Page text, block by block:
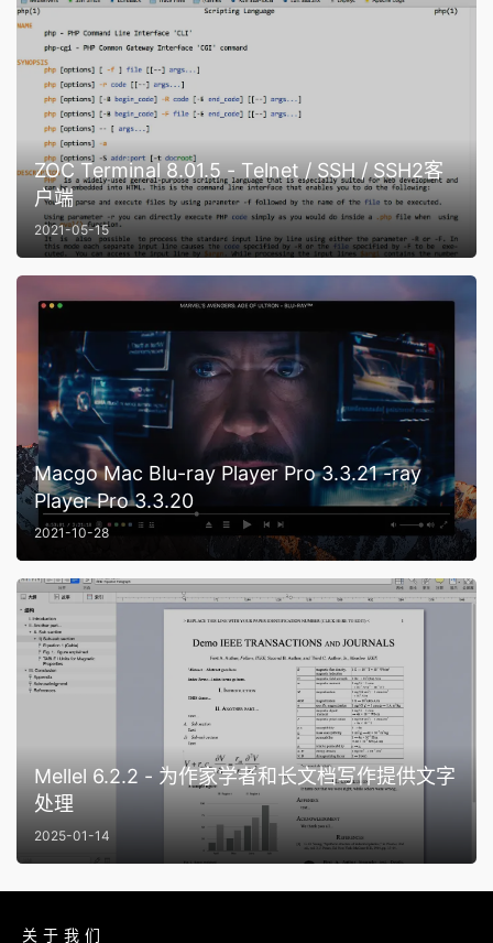
ZOC Terminal 8.01.5 - Telnet / SSH / SSH2客
户端
2021-05-15
Macgo Mac Blu-ray Player Pro 3.3.21 -ray
Player Pro 3.3.20
2021-10-28
Mellel 6.2.2 - 为作家学者和长文档写作提供文字
处理
2025-01-14
关于我们